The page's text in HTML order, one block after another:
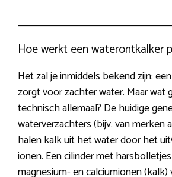
Hoe werkt een waterontkalker
Het zal je inmiddels bekend zijn:
zorgt voor zachter water. Maar wat
technisch allemaal? De huidige
waterverzachters (bijv. van merken
halen kalk uit het water door het
ionen. Een cilinder met
magnesium- en calciumionen (kalk)